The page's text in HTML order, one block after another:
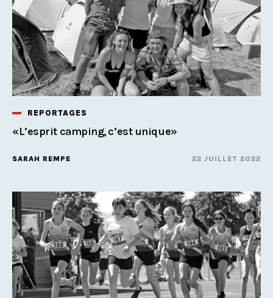
REPORTAGES
«L’esprit camping, c’est unique»
SARAH REMPE 22 JUILLET 2022